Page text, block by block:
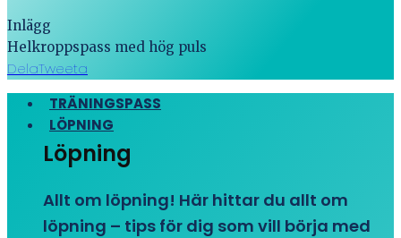
Inlägg
Helkroppspass med hög puls
DelaTweeta
TRÄNINGSPASS
LÖPNING
Löpning
Allt om löpning! Här hittar du allt om
löpning – tips för dig som vill börja med